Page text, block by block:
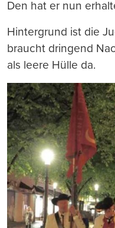
Den hat er nun
Hintergrund ist die
braucht dringend
als leere Hülle da.